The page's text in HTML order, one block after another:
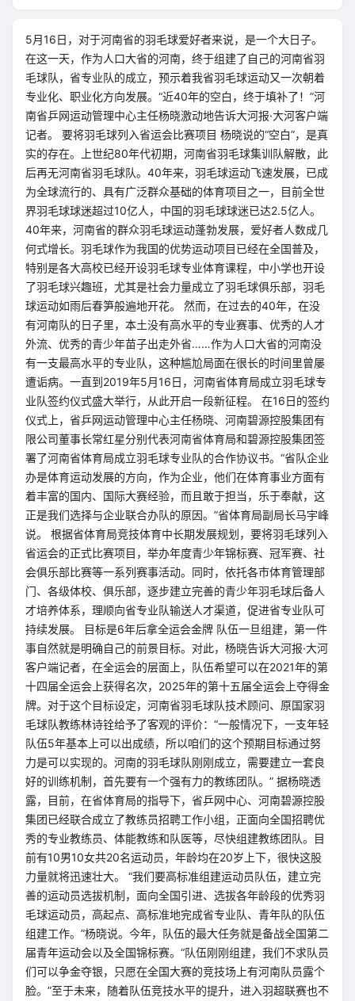
5月16日，对于河南省的羽毛球爱好者来说，是一个大日子。
在这一天，作为人口大省的河南，终于组建了自己的河南省羽
毛球队，省专业队的成立，预示着我省羽毛球运动又一次朝着
专业化、职业化方向发展。“近40年的空白，终于填补了！”河
南省乒网运动管理中心主任杨晓激动地告诉大河报·大河客户端
记者。 要将羽毛球列入省运会比赛项目 杨晓说的“空白”，是真
实的存在。上世纪80年代初期，河南省羽毛球集训队解散，此
后再无河南省羽毛球队。40年来，羽毛球运动飞速发展，已成
为全球流行的、具有广泛群众基础的体育项目之一，目前全世
界羽毛球球迷超过10亿人，中国的羽毛球球迷已达2.5亿人。
40年来，河南省的群众羽毛球运动蓬勃发展，爱好者人数成几
何式增长。羽毛球作为我国的优势运动项目已经在全国普及，
特别是各大高校已经开设羽毛球专业体育课程，中小学也开设
了羽毛球兴趣班，尤其是社会力量成立了羽毛球俱乐部，羽毛
球运动如雨后春笋般遍地开花。 然而，在过去的40年，在没
有河南队的日子里，本土没有高水平的专业赛事、优秀的人才
外流、优秀的青少年苗子出走外省……作为人口大省的河南没
有一支最高水平的专业队，这种尴尬局面在很长的时间里曾屡
遭诟病。一直到2019年5月16日，河南省体育局成立羽毛球专
业队签约仪式盛大举行，从此开启一段新征程。 在16日的签约
仪式上，省乒网运动管理中心主任杨晓、河南碧源控股集团有
限公司董事长常红星分别代表河南省体育局和碧源控股集团签
署了河南省体育局成立羽毛球专业队的合作协议书。“省队企业
办是体育运动发展的方向，作为企业，他们在体育事业方面有
着丰富的国内、国际大赛经验，而且敢于担当，乐于奉献，这
正是我们选择与企业联合办队的原因。”省体育局副局长马宇峰
说。 根据省体育局竞技体育中长期发展规划，要将羽毛球列入
省运会的正式比赛项目，举办年度青少年锦标赛、冠军赛、社
会俱乐部比赛等一系列赛事活动。同时，依托各市体育管理部
门、各级体校、俱乐部，逐步建立完善的青少年羽毛球后备人
才培养体系，理顺向省专业队输送人才渠道，促进省专业队可
持续发展。 目标是6年后拿全运会金牌 队伍一旦组建，第一件
事自然就是明确自己的前景目标。对此，杨晓告诉大河报·大河
客户端记者，在全运会的层面上，队伍希望可以在2021年的第
十四届全运会上获得名次，2025年的第十五届全运会上夺得金
牌。对于这个目标设定，河南省羽毛球队技术顾问、原国家羽
毛球队教练林诗铨给予了客观的评价：“一般情况下，一支年轻
队伍5年基本上可以出成绩，所以咱们的这个预期目标通过努
力是可以实现的。河南的羽毛球队刚刚成立，需要建立一套良
好的训练机制，首先要有一个强有力的教练团队。” 据杨晓透
露，目前，在省体育局的指导下，省乒网中心、河南碧源控股
集团已经联合成立了教练员招聘工作小组，正面向全国招聘优
秀的专业教练员、体能教练和队医等，尽快组建教练团队。目
前有10男10女共20名运动员，年龄均在20岁上下，很快这股
力量就将迅速壮大。 “我们要高标准组建运动员队伍，建立完
善的运动员选拔机制，面向全国引进、选拔各年龄段的优秀羽
毛球运动员，高起点、高标准地完成省专业队、青年队的队伍
组建工作。”杨晓说。今年，队伍的最大任务就是备战全国第二
届青年运动会以及全国锦标赛。“队伍刚刚组建，我们不求队员
们可以争金夺银，只愿在全国大赛的竞技场上有河南队员露个
脸。”至于未来，随着队伍竞技水平的提升，进入羽超联赛也不